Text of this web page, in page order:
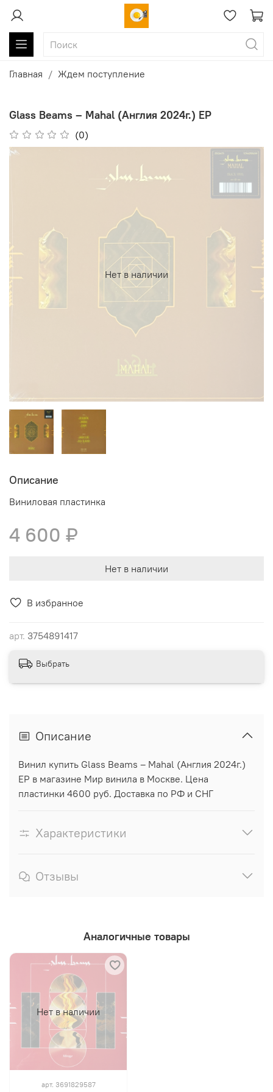
Главная Ждем поступление
Glass Beams ‎– Mahal (Англия 2024г.) EP
(0)
В избранное
арт. 3754891417
Нет в наличии
Описание
Виниловая пластинка
4 600 ₽
Нет в наличии
Выбрать
Описание
Винил купить Glass Beams ‎– Mahal (Англия 2024г.)
EP в магазине Мир винила в Москве. Цена
пластинки 4600 руб. Доставка по РФ и СНГ
Характеристики
Отзывы
Аналогичные товары
Нет в наличии
арт. 3691829587